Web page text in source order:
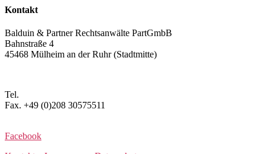
Kontakt
Balduin & Partner Rechtsanwälte PartGmbB
Bahnstraße 4
45468 Mülheim an der Ruhr (Stadtmitte)
Tel.
Fax. +49 (0)208 30575511
Facebook